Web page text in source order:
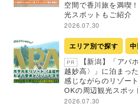
空間で香川旅を満喫
光スポットもご紹介
2026.07.30
エリア別で探す
PR
【新潟】「アパ
越妙高〉」に泊まっ
感じながらのリゾー
OKの周辺観光スポッ
2026.07.30